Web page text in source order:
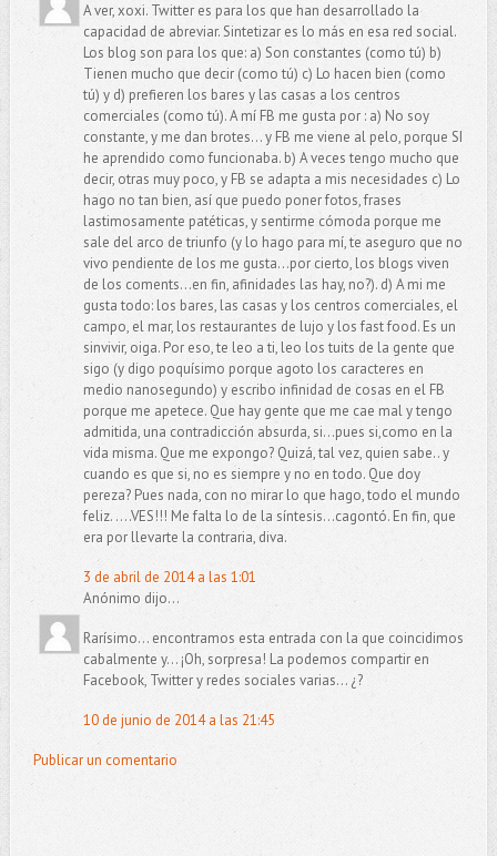
A ver, xoxi. Twitter es para los que han desarrollado la
capacidad de abreviar. Sintetizar es lo más en esa red social.
Los blog son para los que: a) Son constantes (como tú) b)
Tienen mucho que decir (como tú) c) Lo hacen bien (como
tú) y d) prefieren los bares y las casas a los centros
comerciales (como tú). A mí FB me gusta por : a) No soy
constante, y me dan brotes... y FB me viene al pelo, porque SI
he aprendido como funcionaba. b) A veces tengo mucho que
decir, otras muy poco, y FB se adapta a mis necesidades c) Lo
hago no tan bien, así que puedo poner fotos, frases
lastimosamente patéticas, y sentirme cómoda porque me
sale del arco de triunfo (y lo hago para mí, te aseguro que no
vivo pendiente de los me gusta...por cierto, los blogs viven
de los coments...en fin, afinidades las hay, no?). d) A mi me
gusta todo: los bares, las casas y los centros comerciales, el
campo, el mar, los restaurantes de lujo y los fast food. Es un
sinvivir, oiga. Por eso, te leo a ti, leo los tuits de la gente que
sigo (y digo poquísimo porque agoto los caracteres en
medio nanosegundo) y escribo infinidad de cosas en el FB
porque me apetece. Que hay gente que me cae mal y tengo
admitida, una contradicción absurda, si...pues si,como en la
vida misma. Que me expongo? Quizá, tal vez, quien sabe.. y
cuando es que si, no es siempre y no en todo. Que doy
pereza? Pues nada, con no mirar lo que hago, todo el mundo
feliz. ....VES!!! Me falta lo de la síntesis...cagontó. En fin, que
era por llevarte la contraria, diva.
3 de abril de 2014 a las 1:01
Anónimo dijo...
Rarísimo... encontramos esta entrada con la que coincidimos
cabalmente y... ¡Oh, sorpresa! La podemos compartir en
Facebook, Twitter y redes sociales varias... ¿?
10 de junio de 2014 a las 21:45
Publicar un comentario